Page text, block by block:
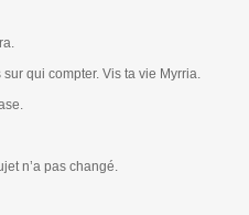
qui compter. Vis ta vie Myrria.
n’a pas changé.